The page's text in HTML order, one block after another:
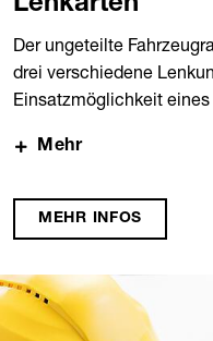
Der ungeteilte
drei verschiedene
Einsatzmöglichkeit
Rolle spielt dabei das
Mehr
MEHR INFOS